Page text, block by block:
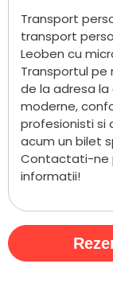
Transport
transport
Leoben cu
Transportul pe
de la adresa
moderne,
profesionisti si
acum un bilet
Contactati-ne
informatii!